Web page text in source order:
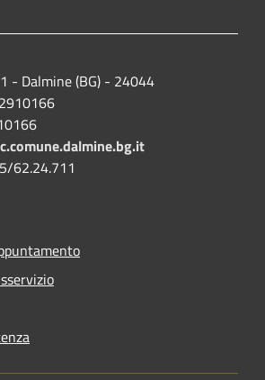
- Dalmine (BG) - 24044
62.24.711